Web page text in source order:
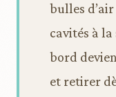
bulles
cavités à
bord
et retirer